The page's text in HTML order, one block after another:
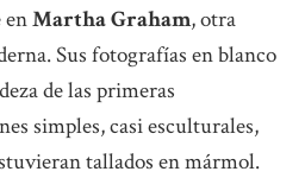
enMartha Graham, otra
Sus fotografías en blanco
de las primeras
simples, casi esculturales,
tallados en mármol.